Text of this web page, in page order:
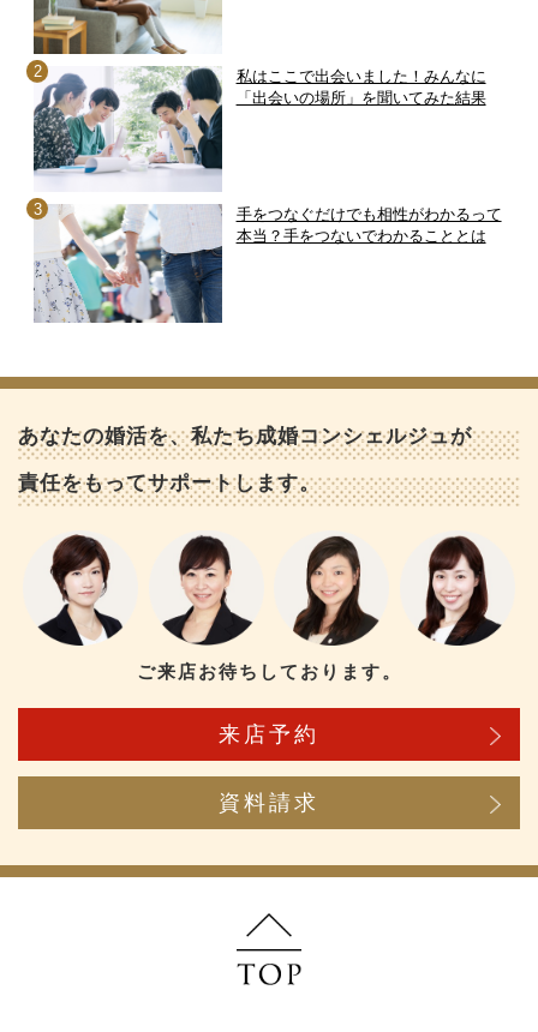
私はここで出会いました！みんなに
「出会いの場所」を聞いてみた結果
手をつなぐだけでも相性がわかるって
本当？手をつないでわかることとは
あなたの婚活を、私たち成婚コンシェルジュが
責任をもってサポートします。
ご来店お待ちしております。
来店予約
資料請求